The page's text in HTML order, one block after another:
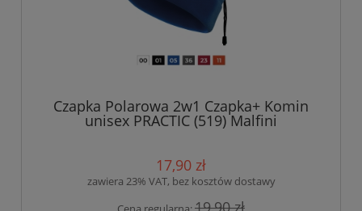
Czapka Polarowa 2w1 Czapka+ Komin
unisex PRACTIC (519) Malfini
17,90 zł
zawiera 23% VAT, bez kosztów dostawy
19,90 zł